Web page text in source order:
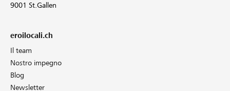
9001 St.Gallen
eroilocali.ch
Il team
Nostro impegno
Blog
Newsletter